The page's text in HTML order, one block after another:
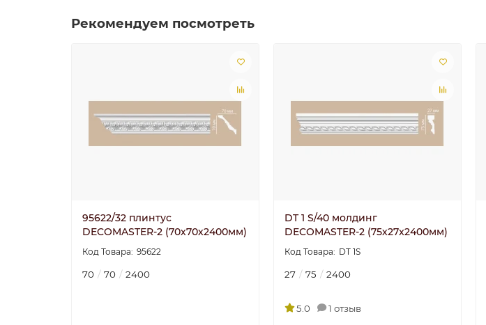
Рекомендуем посмотреть
95622/32 плинтус
DECOMASTER-2 (70х70х2400мм)
95622
70 70 2400
DT 1 S/40 молдинг
DECOMASTER-2 (75х27x2400мм)
DT 1S
27 75 2400
5.0 1 отзыв